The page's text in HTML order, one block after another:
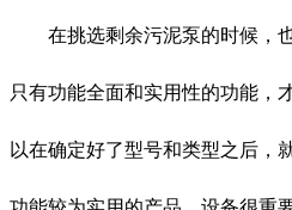
在挑选剩余污泥泵的时候，也
只有功能全面和实用性的功能，
以在确定好了型号和类型之后，